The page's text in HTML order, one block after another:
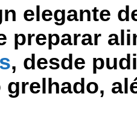
elegante
preparar
, desde